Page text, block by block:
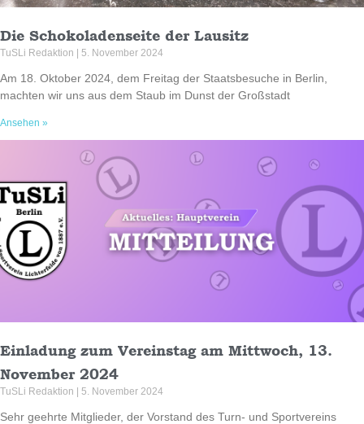
Die Schokoladenseite der Lausitz
TuSLi Redaktion 5. November 2024
Am 18. Oktober 2024, dem Freitag der Staatsbesuche in Berlin,
machten wir uns aus dem Staub im Dunst der Großstadt
Ansehen »
Einladung zum Vereinstag am Mittwoch, 13.
November 2024
TuSLi Redaktion 5. November 2024
Sehr geehrte Mitglieder, der Vorstand des Turn- und Sportvereins